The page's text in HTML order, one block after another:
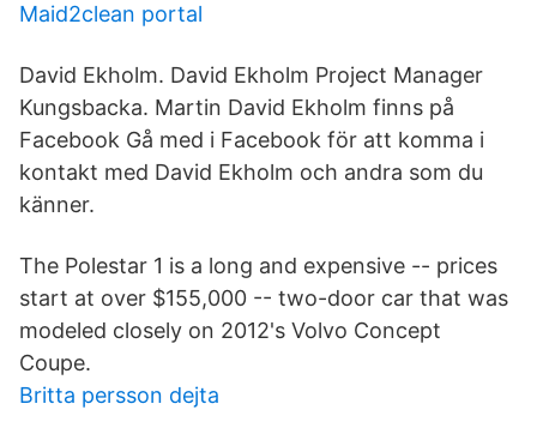
Maid2clean portal
David Ekholm. David Ekholm Project Manager
Kungsbacka. Martin David Ekholm finns på
Facebook Gå med i Facebook för att komma i
kontakt med David Ekholm och andra som du
känner.
The Polestar 1 is a long and expensive -- prices
start at over $155,000 -- two-door car that was
modeled closely on 2012's Volvo Concept
Coupe.
Britta persson dejta